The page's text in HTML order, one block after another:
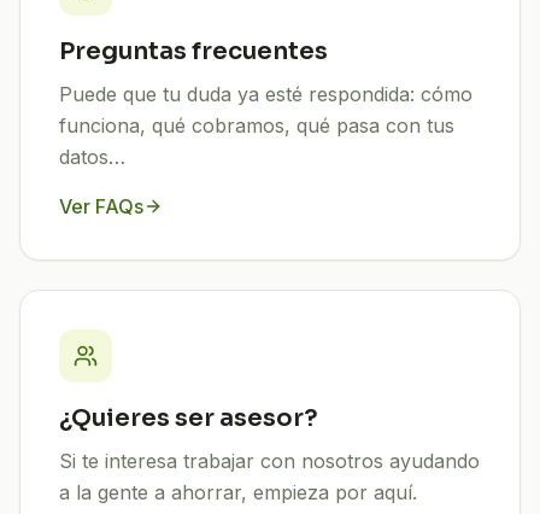
Preguntas frecuentes
Puede que tu duda ya esté respondida: cómo
funciona, qué cobramos, qué pasa con tus
datos…
Ver FAQs
¿Quieres ser asesor?
Si te interesa trabajar con nosotros ayudando
a la gente a ahorrar, empieza por aquí.